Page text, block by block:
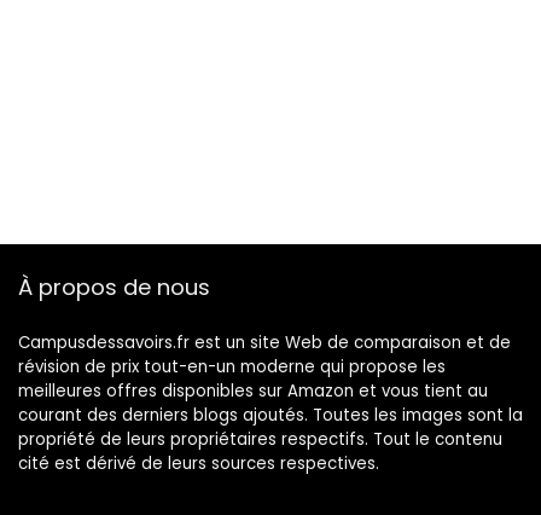
À propos de nous
Campusdessavoirs.fr est un site Web de comparaison et de
révision de prix tout-en-un moderne qui propose les
meilleures offres disponibles sur Amazon et vous tient au
courant des derniers blogs ajoutés. Toutes les images sont la
propriété de leurs propriétaires respectifs. Tout le contenu
cité est dérivé de leurs sources respectives.